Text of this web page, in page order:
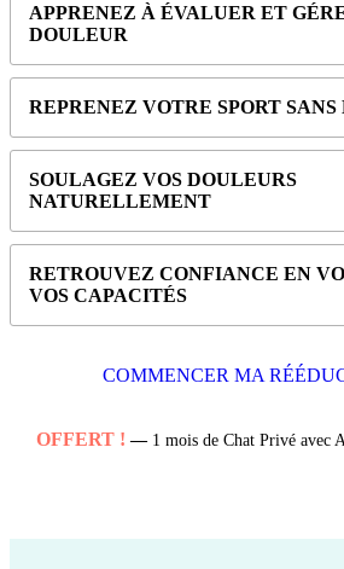
APPRENEZ À ÉVALUER ET
DOULEUR
REPRENEZ VOTRE SPORT
SOULAGEZ VOS DOULEURS
NATURELLEMENT
RETROUVEZ CONFIANCE EN
VOS CAPACITÉS
COMMENCER MA
OFFERT ! — 1 mois de Chat Privé avec